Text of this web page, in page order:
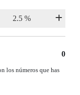
0
los números que has